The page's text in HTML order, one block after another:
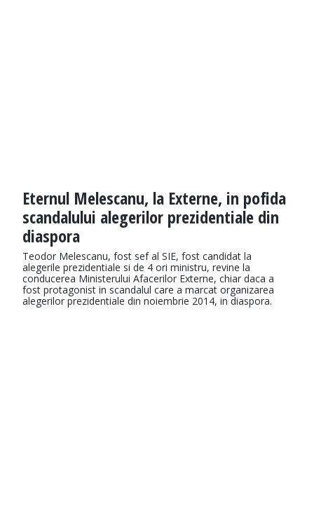
Eternul Melescanu, la Externe, in pofida
scandalului alegerilor prezidentiale din
diaspora
Teodor Melescanu, fost sef al SIE, fost candidat la
alegerile prezidentiale si de 4 ori ministru, revine la
conducerea Ministerului Afacerilor Externe, chiar daca a
fost protagonist in scandalul care a marcat organizarea
alegerilor prezidentiale din noiembrie 2014, in diaspora.